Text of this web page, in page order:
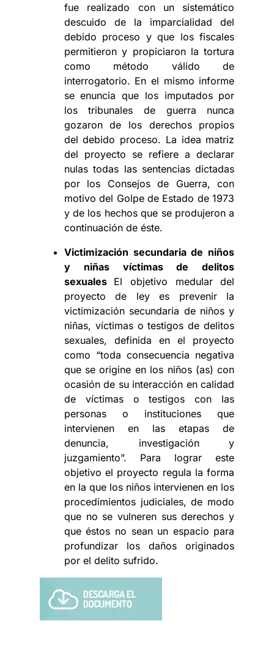
fue realizado con un sistemático
descuido de la imparcialidad del
debido proceso y que los fiscales
permitieron y propiciaron la tortura
como método válido de
interrogatorio. En el mismo informe
se enuncia que los imputados por
los tribunales de guerra nunca
gozaron de los derechos propios
del debido proceso. La idea matriz
del proyecto se refiere a declarar
nulas todas las sentencias dictadas
por los Consejos de Guerra, con
motivo del Golpe de Estado de 1973
y de los hechos que se produjeron a
continuación de éste.
Victimización secundaria de niños
y niñas víctimas de delitos
sexuales El objetivo medular del
proyecto de ley es prevenir la
victimización secundaria de niños y
niñas, víctimas o testigos de delitos
sexuales, definida en el proyecto
como “toda consecuencia negativa
que se origine en los niños (as) con
ocasión de su interacción en calidad
de víctimas o testigos con las
personas o instituciones que
intervienen en las etapas de
denuncia, investigación y
juzgamiento”. Para lograr este
objetivo el proyecto regula la forma
en la que los niños intervienen en los
procedimientos judiciales, de modo
que no se vulneren sus derechos y
que éstos no sean un espacio para
profundizar los daños originados
por el delito sufrido.